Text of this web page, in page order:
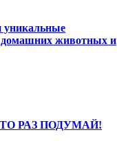
уникальные
животных и
РАЗ ПОДУМАЙ!